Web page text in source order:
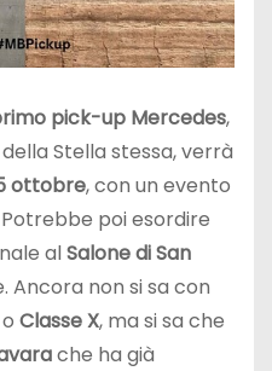
pick-up Mercedes,
Stella stessa, verrà
ottobre, con un evento
poi esordire
alSalone di San
Ancora non si sa con
o Classe X, ma si sa che
che ha già